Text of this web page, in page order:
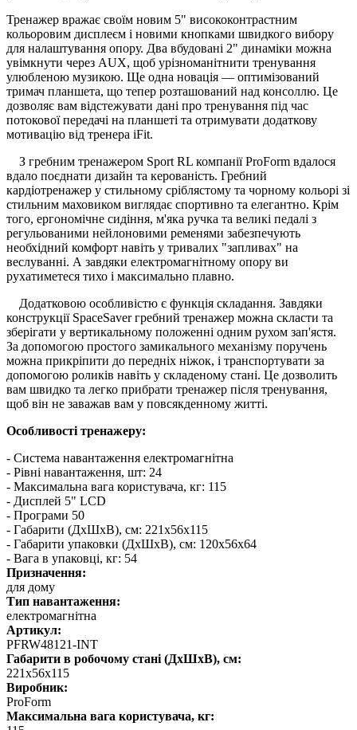
Тренажер вражає своїм новим 5" висококонтрастним
кольоровим дисплеєм і новими кнопками швидкого вибору
для налаштування опору. Два вбудовані 2" динаміки можна
увімкнути через AUX, щоб урізноманітнити тренування
улюбленою музикою. Ще одна новація — оптимізований
тримач планшета, що тепер розташований над консоллю. Це
дозволяє вам відстежувати дані про тренування під час
потокової передачі на планшеті та отримувати додаткову
мотивацію від тренера iFit.
З гребним тренажером Sport RL компанії ProForm вдалося
вдало поєднати дизайн та керованість. Гребний
кардіотренажер у стильному сріблястому та чорному кольорі зі
стильним маховиком виглядає спортивно та елегантно. Крім
того, ергономічне сидіння, м'яка ручка та великі педалі з
регульованими нейлоновими ременями забезпечують
необхідний комфорт навіть у тривалих "запливах" на
веслуванні. А завдяки електромагнітному опору ви
рухатиметеся тихо і максимально плавно.
Додатковою особливістю є функція складання. Завдяки
конструкції SpaceSaver гребний тренажер можна скласти та
зберігати у вертикальному положенні одним рухом зап'ястя.
За допомогою простого замикального механізму поручень
можна прикріпити до передніх ніжок, і транспортувати за
допомогою роликів навіть у складеному стані. Це дозволить
вам швидко та легко прибрати тренажер після тренування,
щоб він не заважав вам у повсякденному житті.
Особливості тренажеру:
- Система навантаження електромагнітна
- Рівні навантаження, шт: 24
- Максимальна вага користувача, кг: 115
- Дисплей 5" LCD
- Програми 50
- Габарити (ДхШхВ), см: 221х56х115
- Габарити упаковки (ДхШхВ), см: 120х56х64
- Вага в упаковці, кг: 54
Призначення:
для дому
Тип навантаження:
електромагнітна
Артикул:
PFRW48121-INT
Габарити в робочому стані (ДхШхВ), см:
221х56х115
Виробник:
ProForm
Максимальна вага користувача, кг: